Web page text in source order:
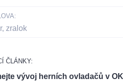
, zralok
ČLÁNKY:
vývoj herních ovladačů v